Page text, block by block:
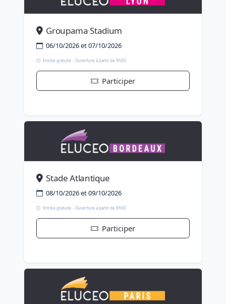
Groupama Stadium
06/10/2026 et 07/10/2026
Entrée gratuite - Ouverture à partir de 9h00
Participer
Stade Atlantique
08/10/2026 et 09/10/2026
Entrée gratuite - Ouverture à partir de 9h00
Participer